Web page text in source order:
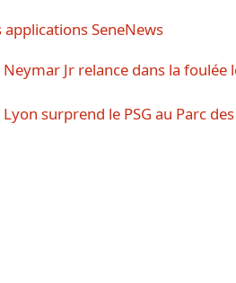
Neymar Jr relance dans la foulée
Lyon surprend le PSG au Parc